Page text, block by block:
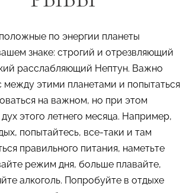
по энергии планеты
знаке: строгий и отрезвляющий
расслабляющий Нептун. Важно
между этими планетами и попытаться
на важном, но при этом
этого летнего месяца. Например,
попытайтесь, все-таки и там
правильного питания, наметьте
режим дня, больше плавайте,
алкоголь. Попробуйте в отдыхе